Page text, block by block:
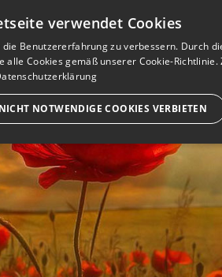
Musterbuch für Traueranzeigen
STARTSEITE
verwendet Cookies
Benutzererfahrung zu verbessern. Durch
alle Cookies gemäß unserer Cookie-Richtlinie.
NICHT NOTWENDIGE COOKIES VERBIETEN